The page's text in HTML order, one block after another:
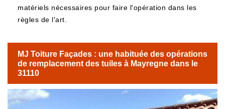
matériels nécessaires pour faire l'opération dans les
règles de l'art.
MJ Toiture Façades : une habituée des opérations
de remplacement des tuiles à Mayregne dans le
31110